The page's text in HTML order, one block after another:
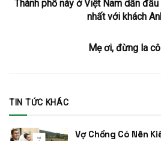
Thành phố này ở Việt Nam dẫn
nhất với khách
Mẹ ơi, đừng la
TIN TỨC KHÁC
Vợ Chồng Có Nên